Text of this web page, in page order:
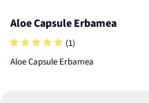
Aloe Capsule Erbamea
(1)
Aloe Capsule Erbamea